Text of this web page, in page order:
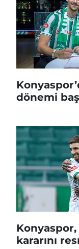
dönemi
Konyaspor,
kararını